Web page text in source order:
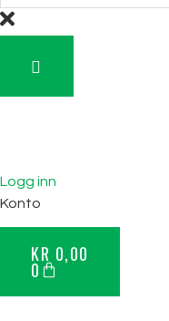
Logg inn
Konto
KR 0,00
0